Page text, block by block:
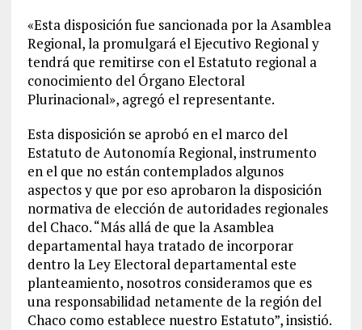
«Esta disposición fue sancionada por la Asamblea
Regional, la promulgará el Ejecutivo Regional y
tendrá que remitirse con el Estatuto regional a
conocimiento del Órgano Electoral
Plurinacional», agregó el representante.
Esta disposición se aprobó en el marco del
Estatuto de Autonomía Regional, instrumento
en el que no están contemplados algunos
aspectos y que por eso aprobaron la disposición
normativa de elección de autoridades regionales
del Chaco. “Más allá de que la Asamblea
departamental haya tratado de incorporar
dentro la Ley Electoral departamental este
planteamiento, nosotros consideramos que es
una responsabilidad netamente de la región del
Chaco como establece nuestro Estatuto”, insistió.